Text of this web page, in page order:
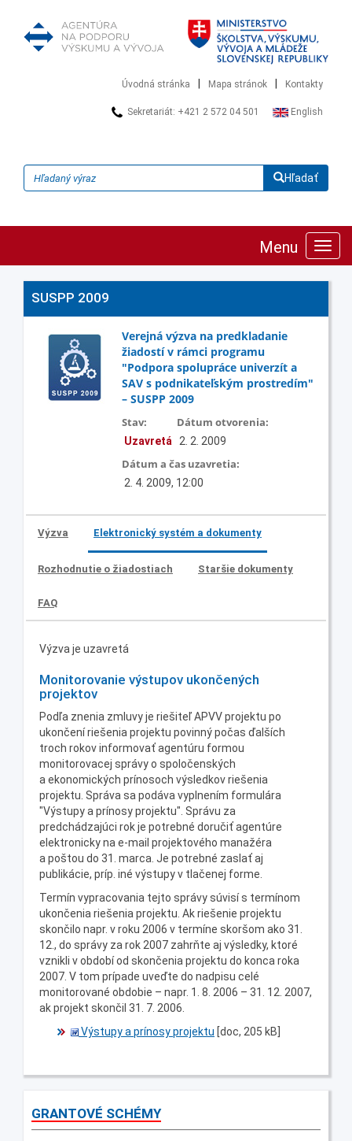
Úvodná stránka Mapa stránok Kontakty
Sekretariát: +421 2 572 04 501 English
Hľadať
Menu
SUSPP 2009
Verejná výzva na predkladanie
žiadostí v rámci programu
"Podpora spolupráce univerzít a
SAV s podnikateľským prostredím"
– SUSPP 2009
Stav:
Uzavretá
Dátum otvorenia:
2. 2. 2009
Dátum a čas uzavretia:
2. 4. 2009, 12:00
Výzva Elektronický systém a dokumenty
Rozhodnutie o žiadostiach Staršie dokumenty
FAQ
Výzva je uzavretá
Monitorovanie výstupov ukončených
projektov
Podľa znenia zmluvy je riešiteľ APVV projektu po
ukončení riešenia projektu povinný počas ďalších
troch rokov informovať agentúru formou
monitorovacej správy o spoločenských
a ekonomických prínosoch výsledkov riešenia
projektu. Správa sa podáva vyplnením formulára
"Výstupy a prínosy projektu". Správu za
predchádzajúci rok je potrebné doručiť agentúre
elektronicky na e-mail projektového manažéra
a poštou do 31. marca. Je potrebné zaslať aj
publikácie, príp. iné výstupy v tlačenej forme.
Termín vypracovania tejto správy súvisí s termínom
ukončenia riešenia projektu. Ak riešenie projektu
skončilo napr. v roku 2006 v termíne skoršom ako 31.
12., do správy za rok 2007 zahrňte aj výsledky, ktoré
vznikli v období od skončenia projektu do konca roka
2007. V tom prípade uveďte do nadpisu celé
monitorované obdobie – napr. 1. 8. 2006 – 31. 12. 2007,
ak projekt skončil 31. 7. 2006.
Výstupy a prínosy projektu [doc, 205 kB]
GRANTOVÉ SCHÉMY